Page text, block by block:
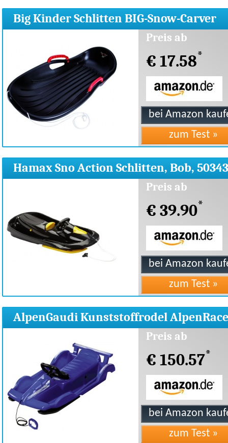
Big Kinder Schlitten BIG-Snow-Carver
Preis ab
€ 17.58*
Hamax Sno Action Schlitten, Bob,
Preis ab
€ 39.90*
AlpenGaudi Kunststoffrodel AlpenRace
Preis ab
€ 150.57*